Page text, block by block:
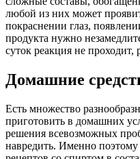
любой из них может
покраснении глаз,
продукта нужно
суток реакция не проходит,
Домашние
Есть множество
приготовить в домашних
решения всевозможных
навредить. Именно поэтому